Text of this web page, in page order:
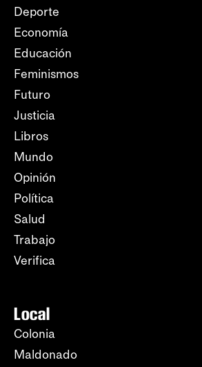
Deporte
Economía
Educación
Feminismos
Futuro
Justicia
Libros
Mundo
Opinión
Política
Salud
Trabajo
Verifica
Local
Colonia
Maldonado